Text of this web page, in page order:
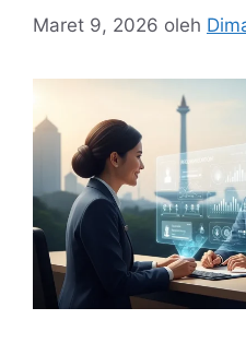
Maret 9, 2026 oleh